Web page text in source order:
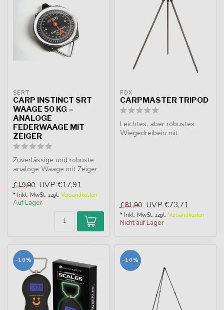
SERT
CARP INSTINCT SRT
WAAGE 50 KG –
ANALOGE
FEDERWAAGE MIT
ZEIGER
Zuverlässige und robuste
analoge Waage mit Zeiger
Wer...
€19,90 UVP €17,91
* Inkl. MwSt. zzgl. Versandkosten
Auf Lager
FOX
CARPMASTER TRIPOD
Leichtes, aber robustes
Wiegedreibein mit
€81,90 UVP €73,71
* Inkl. MwSt. zzgl. Versandkosten
Nicht auf Lager
-10% -10%